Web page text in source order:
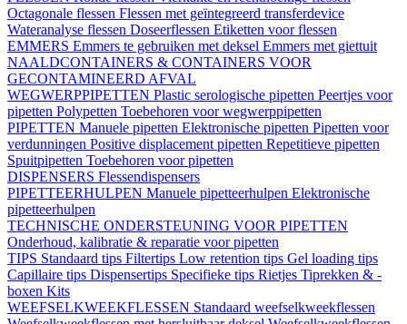
Octagonale flessen Flessen met geïntegreerd transferdevice
Wateranalyse flessen Doseerflessen Etiketten voor flessen
EMMERS Emmers te gebruiken met deksel Emmers met giettuit
NAALDCONTAINERS & CONTAINERS VOOR
GECONTAMINEERD AFVAL
WEGWERPPIPETTEN Plastic serologische pipetten Peertjes voor
pipetten Polypetten Toebehoren voor wegwerppipetten
PIPETTEN Manuele pipetten Elektronische pipetten Pipetten voor
verdunningen Positive displacement pipetten Repetitieve pipetten
Spuitpipetten Toebehoren voor pipetten
DISPENSERS Flessendispensers
PIPETTEERHULPEN Manuele pipetteerhulpen Elektronische
pipetteerhulpen
TECHNISCHE ONDERSTEUNING VOOR PIPETTEN
Onderhoud, kalibratie & reparatie voor pipetten
TIPS Standaard tips Filtertips Low retention tips Gel loading tips
Capillaire tips Dispensertips Specifieke tips Rietjes Tiprekken & -
boxen Kits
WEEFSELKWEEKFLESSEN Standaard weefselkweekflessen